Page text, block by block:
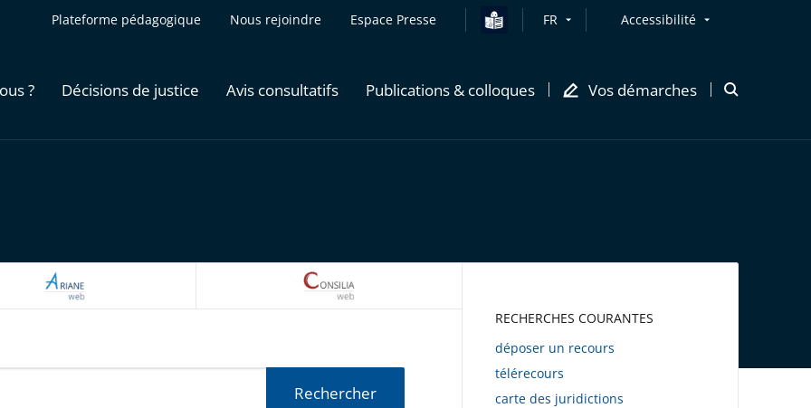
Plateforme pédagogique Nous rejoindre Espace Presse FR Accessibilité
? Décisions de justice Avis consultatifs Publications & colloques Vos démarches
Ouvrir
ARIANEWEB
Rechercher
RECHERCHES COURANTES
déposer un recours
télérecours
carte des juridictions